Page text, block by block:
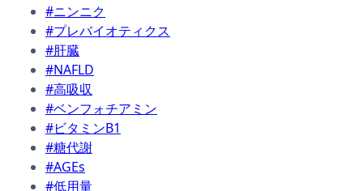
#ニンニク
#プレバイオティクス
#肝臓
#NAFLD
#高吸収
#ベンフォチアミン
#ビタミンB1
#糖代謝
#AGEs
#低用量